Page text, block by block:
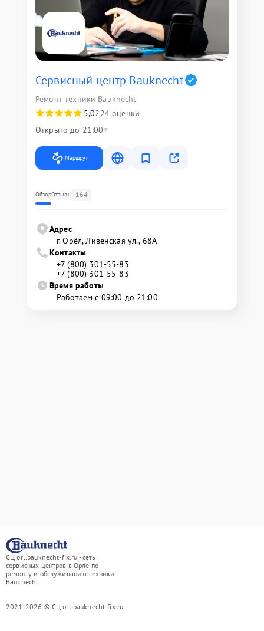
Сервисный центр Bauknecht
Ремонт техники Bauknecht
5,0224 оценки
Открыто до 21:00
Маршрут
ОбзорОтзывы 164
Адрес
г. Орёл, Ливенская ул., 68А
Контакты
+7 (800) 301-55-83
+7 (800) 301-55-83
Время работы
Работаем с 09:00 до 21:00
СЦ orl.bauknecht-fix.ru - сеть
сервисных центров в Орле по
ремонту и обслуживанию техники
Bauknecht
2021-2026 © СЦ orl.bauknecht-fix.ru